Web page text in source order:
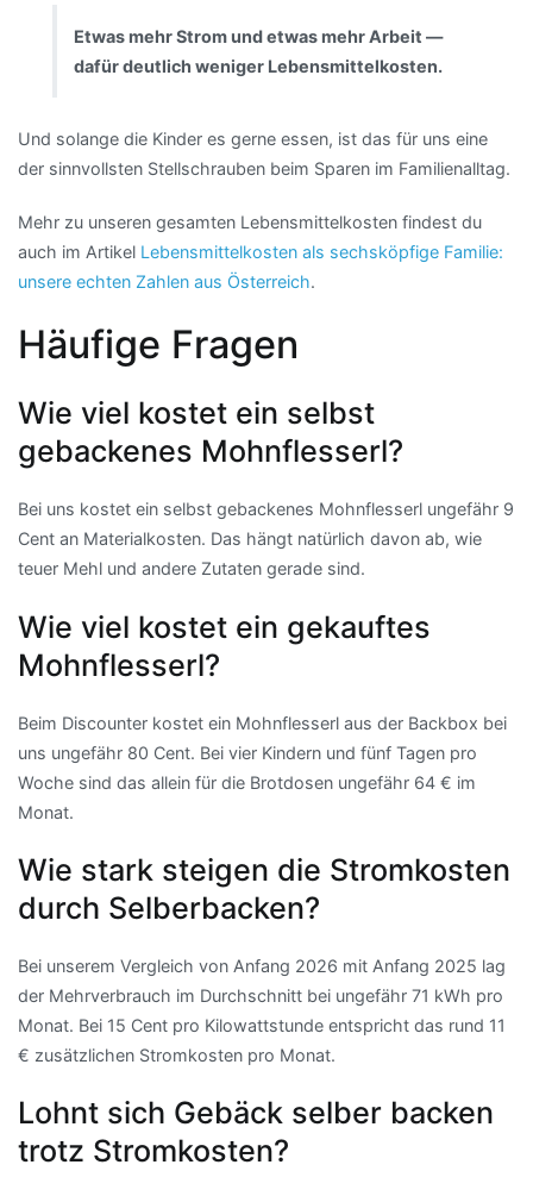
Etwas mehr Strom und etwas mehr Arbeit —
dafür deutlich weniger Lebensmittelkosten.
Und solange die Kinder es gerne essen, ist das für uns eine
der sinnvollsten Stellschrauben beim Sparen im Familienalltag.
Mehr zu unseren gesamten Lebensmittelkosten findest du
auch im Artikel Lebensmittelkosten als sechsköpfige Familie:
unsere echten Zahlen aus Österreich.
Häufige Fragen
Wie viel kostet ein selbst
gebackenes Mohnflesserl?
Bei uns kostet ein selbst gebackenes Mohnflesserl ungefähr 9
Cent an Materialkosten. Das hängt natürlich davon ab, wie
teuer Mehl und andere Zutaten gerade sind.
Wie viel kostet ein gekauftes
Mohnflesserl?
Beim Discounter kostet ein Mohnflesserl aus der Backbox bei
uns ungefähr 80 Cent. Bei vier Kindern und fünf Tagen pro
Woche sind das allein für die Brotdosen ungefähr 64 € im
Monat.
Wie stark steigen die Stromkosten
durch Selberbacken?
Bei unserem Vergleich von Anfang 2026 mit Anfang 2025 lag
der Mehrverbrauch im Durchschnitt bei ungefähr 71 kWh pro
Monat. Bei 15 Cent pro Kilowattstunde entspricht das rund 11
€ zusätzlichen Stromkosten pro Monat.
Lohnt sich Gebäck selber backen
trotz Stromkosten?